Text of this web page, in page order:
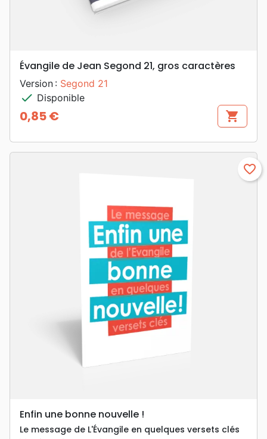
Évangile de Jean Segond 21, gros caractères
Version : Segond 21
check Disponible
Prix
0,85 € shopping_cart
favorite_border
Enfin une bonne nouvelle !
Le message de L'Évangile en quelques versets clés